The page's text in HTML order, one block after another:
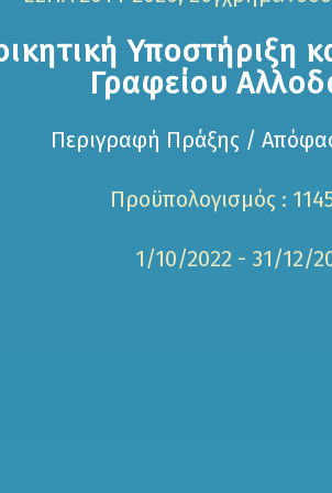
Υποστήριξη
Γραφείου
Περιγραφή Πράξης /
Προϋπολογισμός :
1/10/2022 - 31/12/